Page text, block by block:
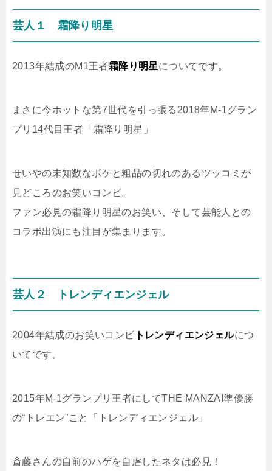
芸人１ 霜降り明星
2013年結成のM1王者霜降り明星についてです。
まさに今ホットな第7世代を引っ張る2018年M-1グラン
プリ14代目王者「霜降り明星」
せいやの未知数なボケと粗品の切れのあるツッコミが
見どころのお笑いコンビ。
ファン必見の霜降り明星のお笑い、そして芸能人との
コラボ出演にも注目が集まります。
芸人２ トレンディエンジェル
2004年結成のお笑いコンビ トレンディエンジェルにつ
いてです。
2015年M-1グランプリ王者にしてTHE MANZAI準優勝
の“トレエン”こと「トレンディエンジェル」
斎藤さんの自前のハゲを自虐したネタは必見！